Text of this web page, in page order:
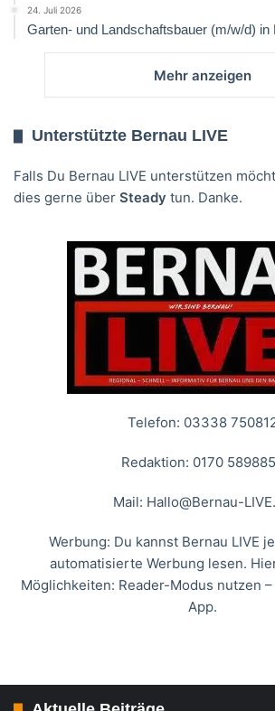
24. Juli 2026
Garten- und Landschaftsbauer (m/w/d) in
Mehr anzeigen
Unterstützte Bernau LIVE
Falls Du Bernau LIVE unterstützen
dies gerne über Steady tun. Danke.
Telefon: 03338
Redaktion: 0170
Mail: Hallo@Bernau-
Werbung: Du kannst Bernau LIVE
automatisierte Werbung lesen.
Möglichkeiten: Reader-Modus nutzen
App.